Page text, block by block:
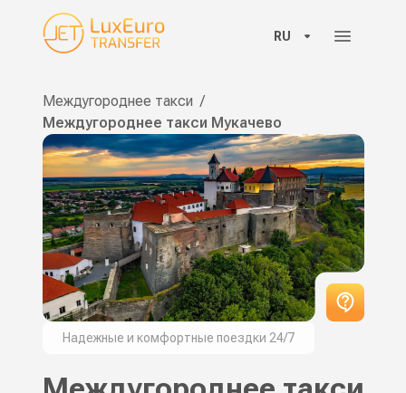
RU
Междугороднее такси /
Междугороднее такси Мукачево
Надежные и комфортные поездки 24/7